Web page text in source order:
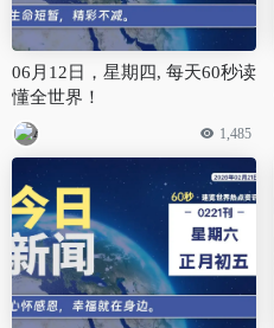
06月12日，星期四, 每天60秒读
懂全世界！
1,485